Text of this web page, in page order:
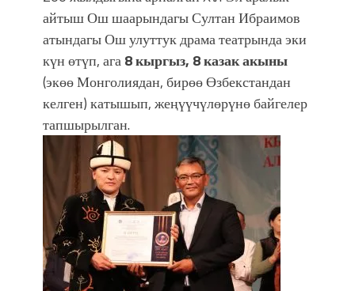
айтыш Ош шаарындагы Султан Ибраимов
атындагы Ош улуттук драма театрында эки
күн өтүп, ага8 кыргыз, 8 казак акыны
(экөө Монголиядан, бирөө Өзбекстандан
келген) катышып, жеңүүчүлөрүнө байгелер
тапшырылган.